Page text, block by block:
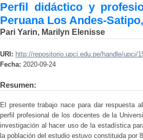
Perfil didáctico y
Peruana Los Andes-
Pari Yarin, Marilyn Elenisse
URI: http://repositorio.upci.edu.pe/handle/upci/
Fecha: 2020-09-24
Resumen:
El presente trabajo nace para dar respuesta
perfil profesional de los docentes de la
investigación al hacer uso de la estadística
la población del estudio estuvo constituida por